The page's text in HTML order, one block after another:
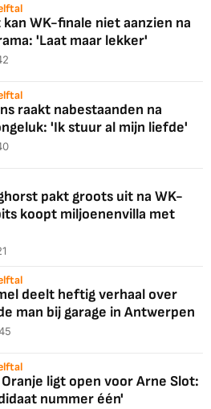
WK-finale niet aanzien na
'Laat maar lekker'
raakt nabestaanden na
'Ik stuur al mijn liefde'
pakt groots uit na WK-
koopt miljoenenvilla met
deelt heftig verhaal over
man bij garage in Antwerpen
ligt open voor Arne Slot:
nummer één'